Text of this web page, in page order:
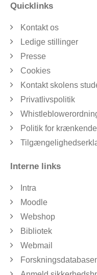
Quicklinks
Kontakt os
Ledige stillinger
Presse
Cookies
Kontakt skolens
Privatlivspolitik
Politik for
Interne links
Intra
Moodle
Webshop
Bibliotek
Webmail